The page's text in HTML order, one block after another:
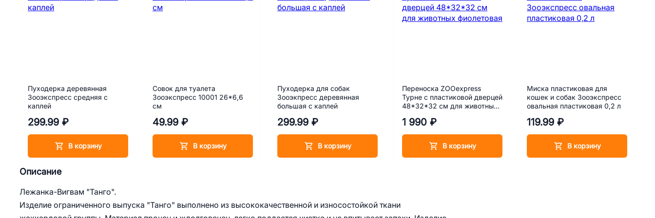
Описание
Лежанка-Вигвам "Танго".
Изделие ограниченного выпуска "Танго" выполнено из высококачественной и износостойкой ткани
Пуходерка деревянная
Зооэкспресс средняя с
каплей
299.99 ₽
В корзину
Совок для туалета
Зооэкспресс 10001 26*6,6
см
49.99 ₽
В корзину
Пуходерка для собак
Зооэкпресс деревянная
большая с каплей
299.99 ₽
В корзину
Переноска ZOOexpress
Турне с пластиковой дверцей
48*32*32 см для животных
1 990 ₽
В корзину
Миска пластиковая для
кошек и собак Зооэкспресс
овальная пластиковая 0,2 л
119.99 ₽
В корзину